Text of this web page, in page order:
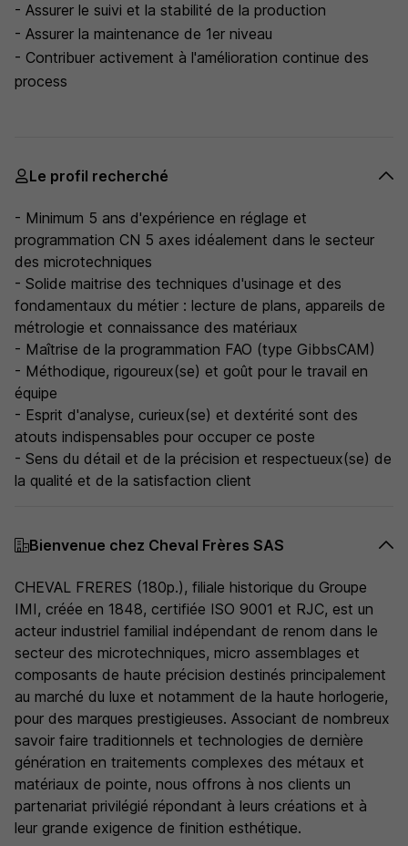
- Assurer le suivi et la stabilité de la production
- Assurer la maintenance de 1er niveau
- Contribuer activement à l'amélioration continue des
process
Le profil recherché
- Minimum 5 ans d'expérience en réglage et
programmation CN 5 axes idéalement dans le secteur
des microtechniques
- Solide maitrise des techniques d'usinage et des
fondamentaux du métier : lecture de plans, appareils de
métrologie et connaissance des matériaux
- Maîtrise de la programmation FAO (type GibbsCAM)
- Méthodique, rigoureux(se) et goût pour le travail en
équipe
- Esprit d'analyse, curieux(se) et dextérité sont des
atouts indispensables pour occuper ce poste
- Sens du détail et de la précision et respectueux(se) de
la qualité et de la satisfaction client
Bienvenue chez Cheval Frères SAS
CHEVAL FRERES (180p.), filiale historique du Groupe
IMI, créée en 1848, certifiée ISO 9001 et RJC, est un
acteur industriel familial indépendant de renom dans le
secteur des microtechniques, micro assemblages et
composants de haute précision destinés principalement
au marché du luxe et notamment de la haute horlogerie,
pour des marques prestigieuses. Associant de nombreux
savoir faire traditionnels et technologies de dernière
génération en traitements complexes des métaux et
matériaux de pointe, nous offrons à nos clients un
partenariat privilégié répondant à leurs créations et à
leur grande exigence de finition esthétique.